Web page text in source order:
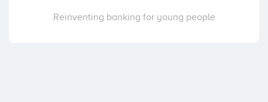
Reinventing banking for young people